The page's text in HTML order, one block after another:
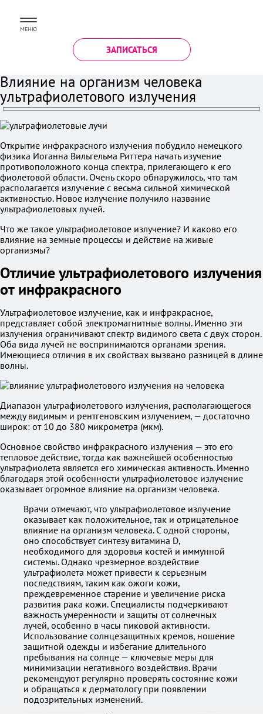
МЕНЮ
ЗАПИСАТЬСЯ
Влияние на организм человека
ультрафиолетового излучения
Открытие инфракрасного излучения побудило немецкого
физика Иоганна Вильгельма Риттера начать изучение
противоположного конца спектра, прилегающего к его
фиолетовой области. Очень скоро обнаружилось, что там
располагается излучение с весьма сильной химической
активностью. Новое излучение получило название
ультрафиолетовых лучей.
Что же такое ультрафиолетовое излучение? И каково его
влияние на земные процессы и действие на живые
организмы?
Отличие ультрафиолетового излучения
от инфракрасного
Ультрафиолетовое излучение, как и инфракрасное,
представляет собой электромагнитные волны. Именно эти
излучения ограничивают спектр видимого света с двух сторон.
Оба вида лучей не воспринимаются органами зрения.
Имеющиеся отличия в их свойствах вызвано разницей в длине
волны.
Диапазон ультрафиолетового излучения, располагающегося
между видимым и рентгеновским излучением, — достаточно
широк: от 10 до 380 микрометра (мкм).
Основное свойство инфракрасного излучения — это его
тепловое действие, тогда как важнейшей особенностью
ультрафиолета является его химическая активность. Именно
благодаря этой особенности ультрафиолетовое излучение
оказывает огромное влияние на организм человека.
Врачи отмечают, что ультрафиолетовое излучение
оказывает как положительное, так и отрицательное
влияние на организм человека. С одной стороны,
оно способствует синтезу витамина D,
необходимого для здоровья костей и иммунной
системы. Однако чрезмерное воздействие
ультрафиолета может привести к серьезным
последствиям, таким как ожоги кожи,
преждевременное старение и увеличение риска
развития рака кожи. Специалисты подчеркивают
важность умеренности и защиты от солнечных
лучей, особенно в часы пиковой активности.
Использование солнцезащитных кремов, ношение
защитной одежды и избегание длительного
пребывания на солнце — ключевые меры для
минимизации негативного воздействия. Врачи
рекомендуют регулярно проверять состояние кожи
и обращаться к дерматологу при появлении
подозрительных изменений.